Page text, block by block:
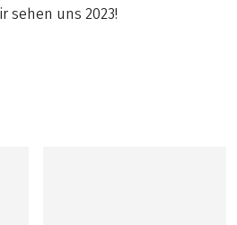
sehen uns 2023!